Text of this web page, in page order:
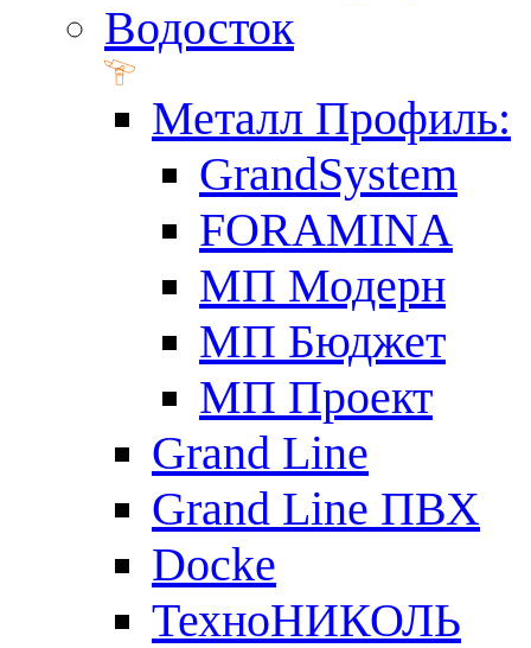
Водосток
Металл Профиль:
GrandSystem
FORAMINA
МП Модерн
МП Бюджет
МП Проект
Grand Line
Grand Line ПВХ
Docke
ТехноНИКОЛЬ